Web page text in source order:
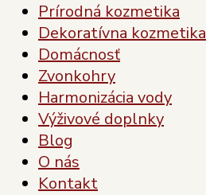
Prírodná kozmetika
Dekoratívna kozmetika
Domácnosť
Zvonkohry
Harmonizácia vody
Výživové doplnky
Blog
O nás
Kontakt